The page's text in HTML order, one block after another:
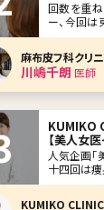
回】
回数を重ね
ー、今回
ぐの麻布
院長です。
柄外国人の
皮膚科、美
して、クリ
麻布皮フ科クリ
川嶋千朗 医師
KUMIKO
【美人女
回】
人気企画「
十四回は
に、2019
KUMIKO CLINIC